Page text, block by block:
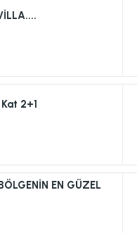
2+1
EN GÜZEL